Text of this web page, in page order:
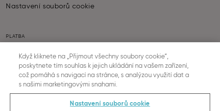
Nastavení souborů cookie
PLATBA
DODÁNÍ ZBOŽÍ
Když kliknete na „Přijmout všechny soubory cookie“,
poskytnete tím souhlas k jejich ukládání na vašem zařízení,
což pomáhá s navigací na stránce, s analýzou využití dat a
s našimi marketingovými snahami.
Nastavení souborů cookie